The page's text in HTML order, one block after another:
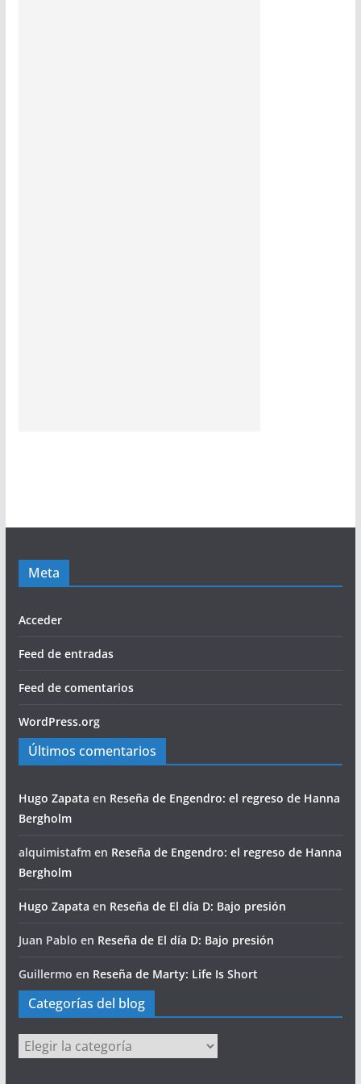
Meta
Acceder
Feed de entradas
Feed de comentarios
WordPress.org
Últimos comentarios
Hugo Zapata en Reseña de Engendro: el regreso de Hanna
Bergholm
alquimistafmen Reseña de Engendro: el regreso de Hanna
Bergholm
Hugo Zapata en Reseña de El día D: Bajo presión
Juan Pablo en Reseña de El día D: Bajo presión
Guillermo en Reseña de Marty: Life Is Short
Categorías del blog
Categorías
del